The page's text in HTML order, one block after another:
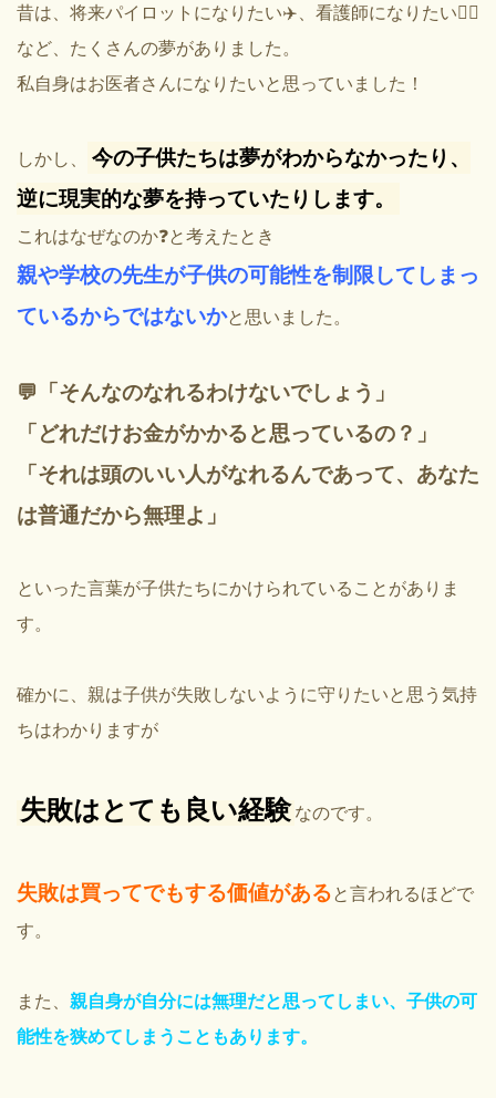
昔は、将来パイロットになりたい✈️、看護師になりたい👩‍⚕️
など、たくさんの夢がありました。
私自身はお医者さんになりたいと思っていました！
しかし、
今の子供たちは夢がわからなかったり、
逆に現実的な夢を持っていたりします。
これはなぜなのか❓と考えたとき
親や学校の先生が子供の可能性を制限してしまっ
ているからではないかと思いました。
💬「そんなのなれるわけないでしょう」
「どれだけお金がかかると思っているの？」
「それは頭のいい人がなれるんであって、あなた
は普通だから無理よ」
といった言葉が子供たちにかけられていることがありま
す。
確かに、親は子供が失敗しないように守りたいと思う気持
ちはわかりますが
失敗はとても良い経験 なのです。
失敗は買ってでもする価値があると言われるほどで
す。
また、 親自身が自分には無理だと思ってしまい、子供の可
能性を狭めてしまうこともあります。